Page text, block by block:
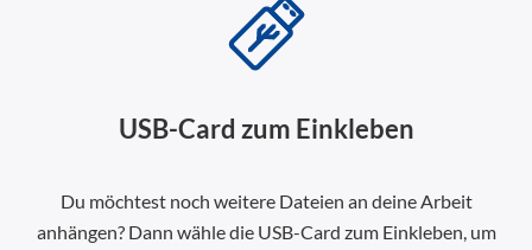
USB-Card zum Einkleben
Du möchtest noch weitere Dateien an deine Arbeit
anhängen? Dann wähle die USB-Card zum Einkleben, um